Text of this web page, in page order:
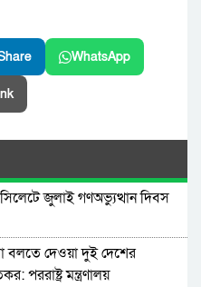
WhatsApp
জুলাই গণঅভ্যুত্থান দিবস
বলতে দেওয়া দুই দেশের
পররাষ্ট্র মন্ত্রণালয়